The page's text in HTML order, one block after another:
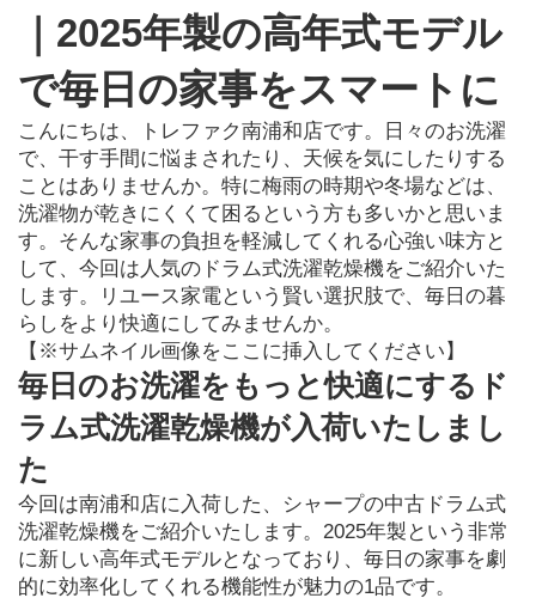
｜2025年製の高年式モデル
で毎日の家事をスマートに
こんにちは、トレファク南浦和店です。日々のお洗濯
で、干す手間に悩まされたり、天候を気にしたりする
ことはありませんか。特に梅雨の時期や冬場などは、
洗濯物が乾きにくくて困るという方も多いかと思いま
す。そんな家事の負担を軽減してくれる心強い味方と
して、今回は人気のドラム式洗濯乾燥機をご紹介いた
します。リユース家電という賢い選択肢で、毎日の暮
らしをより快適にしてみませんか。
【※サムネイル画像をここに挿入してください】
毎日のお洗濯をもっと快適にするド
ラム式洗濯乾燥機が入荷いたしまし
た
今回は南浦和店に入荷した、シャープの中古ドラム式
洗濯乾燥機をご紹介いたします。2025年製という非常
に新しい高年式モデルとなっており、毎日の家事を劇
的に効率化してくれる機能性が魅力の1品です。